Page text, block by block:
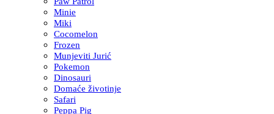
Minie
Miki
Cocomelon
Frozen
Munjeviti Jurić
Pokemon
Dinosauri
Domaće životinje
Safari
Peppa Pig